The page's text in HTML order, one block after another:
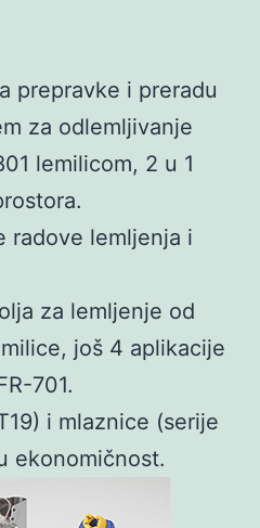
prepravke i preradu
za odlemljivanje
lemilicom, 2 u 1
radove lemljenja i
za lemljenje od
još 4 aplikacije
701.
i mlaznice (serije
ekonomičnost.